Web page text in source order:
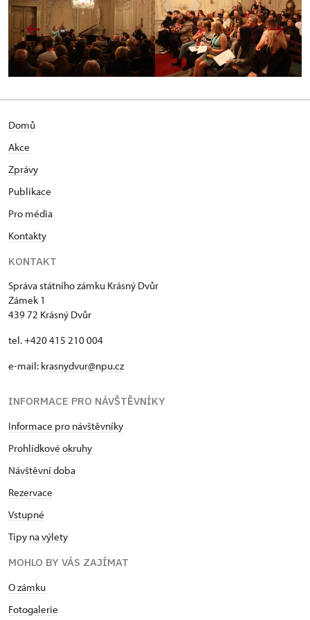
Domů
Akce
Zprávy
Publikace
Pro média
Kontakty
KONTAKT
Správa státního zámku Krásný Dvůr
Zámek 1
439 72 Krásný Dvůr
tel. +420 415 210 004
e-mail: krasnydvur@npu.cz
INFORMACE PRO NÁVŠTĚVNÍKY
Informace pro návštěvníky
Prohlídkové okruhy
Návštěvní doba
Rezervace
Vstupné
Tipy na výlety
MOHLO BY VÁS ZAJÍMAT
O zámku
Fotogalerie